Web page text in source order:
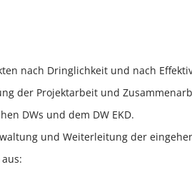
nach Dringlichkeit und nach
der Projektarbeit und
DWs und dem DW EKD.
und Weiterleitung der